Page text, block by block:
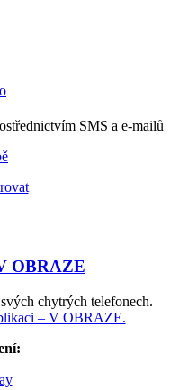
SMS a e-mailů
chytrých telefonech.
– V OBRAZE.